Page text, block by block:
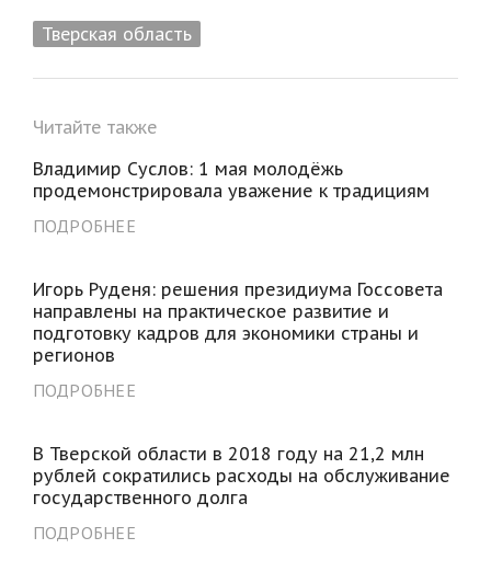
Тверская область
Читайте также
Владимир Суслов: 1 мая молодёжь
продемонстрировала уважение к традициям
ПОДРОБНЕЕ
Игорь Руденя: решения президиума Госсовета
направлены на практическое развитие и
подготовку кадров для экономики страны и
регионов
ПОДРОБНЕЕ
В Тверской области в 2018 году на 21,2 млн
рублей сократились расходы на обслуживание
государственного долга
ПОДРОБНЕЕ